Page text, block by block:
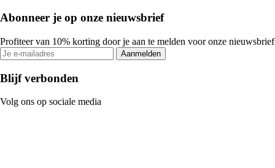
Abonneer je op onze nieuwsbrief
Profiteer van 10% korting door je aan te melden voor onze nieuwsbrief
Aanmelden
Blijf verbonden
Volg ons op sociale media